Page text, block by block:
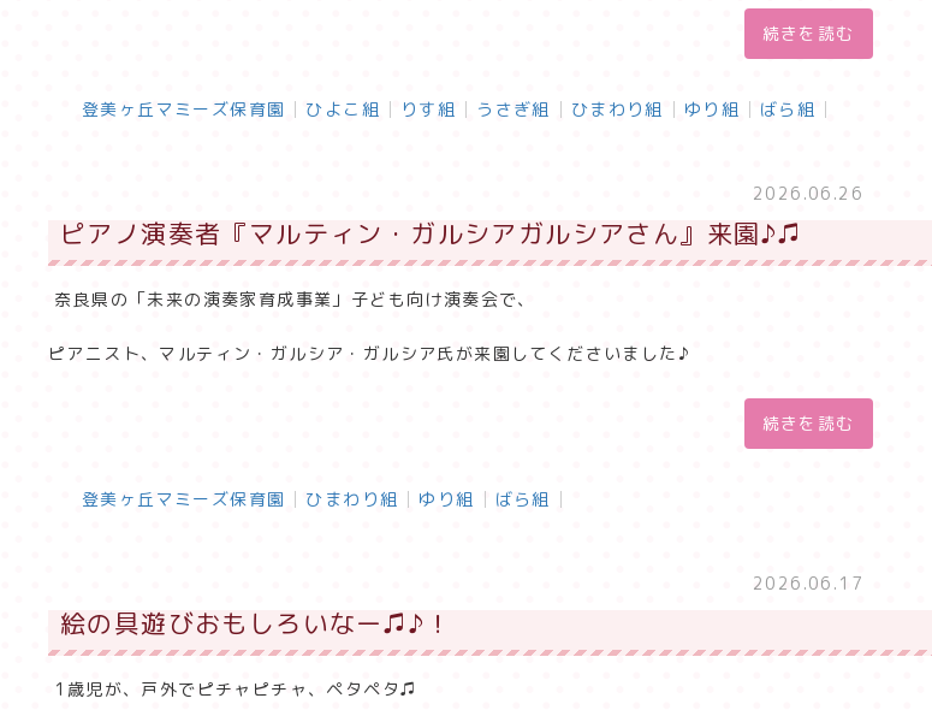
続きを読む
登美ヶ丘マミーズ保育園 ひよこ組 りす組 うさぎ組 ひまわり組 ゆり組 ばら組
2026.06.26
ピアノ演奏者『マルティン・ガルシアガルシアさん』来園♪♫
奈良県の「未来の演奏家育成事業」子ども向け演奏会で、
ピアニスト、マルティン・ガルシア・ガルシア氏が来園してくださいました♪
続きを読む
登美ヶ丘マミーズ保育園 ひまわり組 ゆり組 ばら組
2026.06.17
絵の具遊びおもしろいなー♫♪！
1歳児が、戸外でピチャピチャ、ペタペタ♫